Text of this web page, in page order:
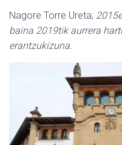
Nagore Torre Ureta;
baina 2019tik aurrera
erantzukizuna.